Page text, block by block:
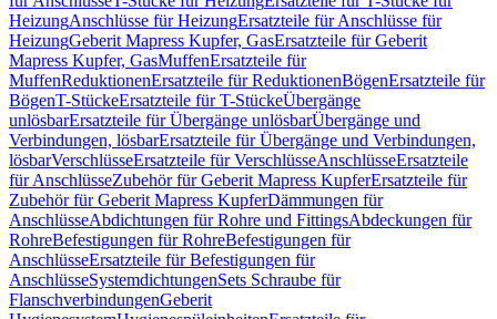
HeizungAnschlüsse für HeizungErsatzteile für Anschlüsse für
HeizungGeberit Mapress Kupfer, GasErsatzteile für Geberit
Mapress Kupfer, GasMuffenErsatzteile für
MuffenReduktionenErsatzteile für ReduktionenBögenErsatzteile für
BögenT-StückeErsatzteile für T-StückeÜbergänge
unlösbarErsatzteile für Übergänge unlösbarÜbergänge und
Verbindungen, lösbarErsatzteile für Übergänge und Verbindungen,
lösbarVerschlüsseErsatzteile für VerschlüsseAnschlüsseErsatzteile
für AnschlüsseZubehör für Geberit Mapress KupferErsatzteile für
Zubehör für Geberit Mapress KupferDämmungen für
AnschlüsseAbdichtungen für Rohre und FittingsAbdeckungen für
RohreBefestigungen für RohreBefestigungen für
AnschlüsseErsatzteile für Befestigungen für
AnschlüsseSystemdichtungenSets Schraube für
FlanschverbindungenGeberit